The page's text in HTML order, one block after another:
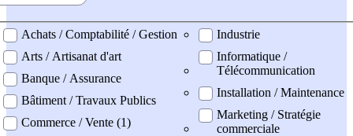
professionel
Achats / Comptabilité / Gestion
Arts / Artisanat d'art
Banque / Assurance
Bâtiment / Travaux Publics
Commerce / Vente (1)
Industrie
Informatique /
Télécommunication
Installation / Maintenance
Marketing / Stratégie
commerciale